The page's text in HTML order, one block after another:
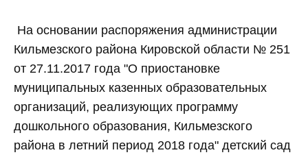
На основании распоряжения администрации
Кильмезского района Кировской области № 251
от 27.11.2017 года "О приостановке
муниципальных казенных образовательных
организаций, реализующих программу
дошкольного образования, Кильмезского
района в летний период 2018 года" детский сад